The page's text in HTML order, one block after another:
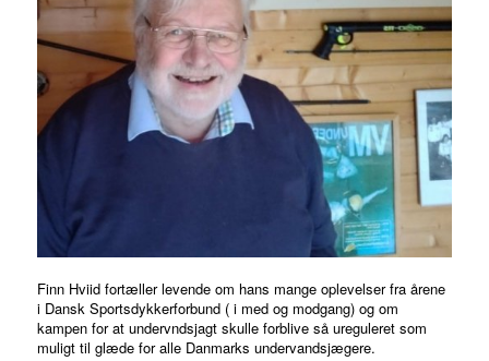
Finn Hviid fortæller levende om hans mange oplevelser fra årene
i Dansk Sportsdykkerforbund ( i med og modgang) og om
kampen for at undervndsjagt skulle forblive så ureguleret som
muligt til glæde for alle Danmarks undervandsjægere.